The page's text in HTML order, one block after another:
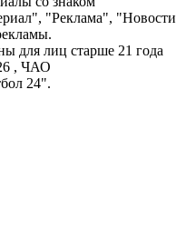
"Реклама", "Новости
для лиц старше 21 года
, ЧАО
24".